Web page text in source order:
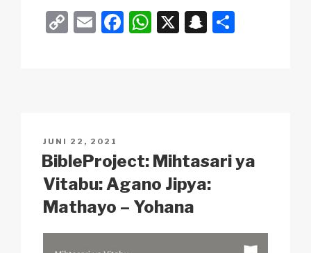
C
n
k
E
F
o
k
W
p
X
S
at
POSTED
ON
JUNI 22, 2021
BibleProject: Mihtasari ya
Vitabu: Agano Jipya:
Mathayo – Yohana